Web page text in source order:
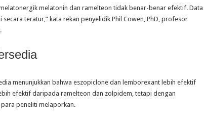
melatonin dan ramelteon tidak benar-benar efektif. Data
teratur,” kata rekan penyelidik Phil Cowen, PhD, profesor
menunjukkan bahwa eszopiclone dan lemborexant lebih efektif
efektif daripada ramelteon dan zolpidem, tetapi dengan
para peneliti melaporkan.